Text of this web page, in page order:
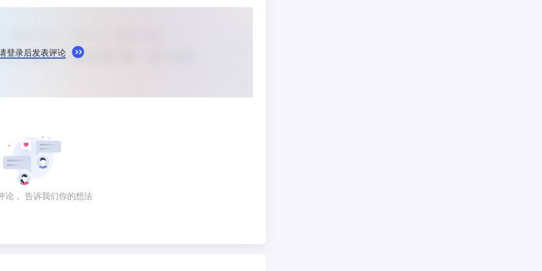
登录后发表评论
论， 告诉我们你的想法